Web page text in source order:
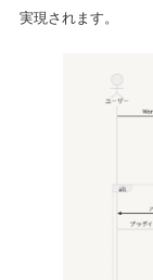
実現されます。